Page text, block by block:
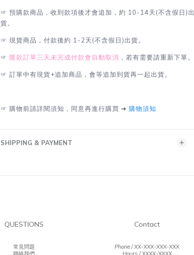
☞ 預購款商品，收到款項後才會追加，約 10-14天(不含假日)出
貨。
☞ 現貨商品，付款後約 1-2天(不含假日)出貨。
☞ 匯款訂單三天未完成付款會自動取消 ，若有需要請重新下單。
☞ 訂單中有現貨+追加商品，會等追加到貨再一起出貨。
☞ 購物前請詳閱須知，同意再進行購買 ➜ 購物須知
SHIPPING & PAYMENT
QUESTIONS
常見問題
聯絡我們
Contact
Phone / XX-XXX-XXX-XXX
Hours / XXXX-XXXX